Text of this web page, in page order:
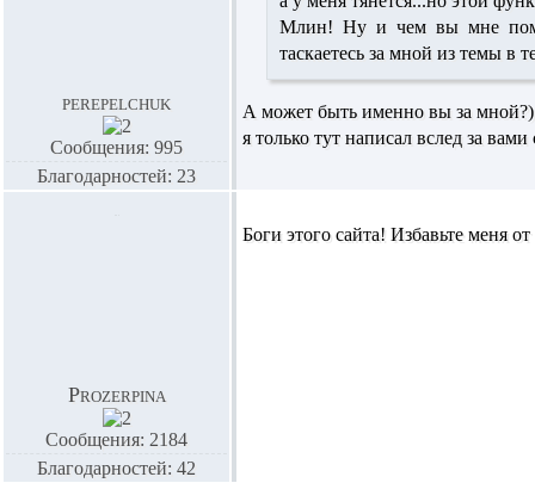
perepelchuk
Сообщения: 995
Благодарностей: 23
Млин! Ну и чем вы мне
таскаетесь за мной из темы в
А может быть именно вы за мной?)
я только тут написал вслед за вами
Prozerpina
Сообщения: 2184
Благодарностей: 42
Боги этого сайта! Избавьте меня